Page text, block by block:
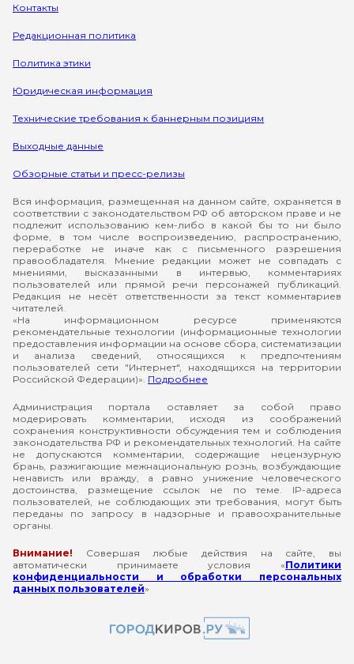
Контакты
Редакционная политика
Политика этики
Юридическая информация
Технические требования к баннерным позициям
Выходные данные
Обзорные статьи и пресс-релизы
Вся информация, размещенная на данном сайте, охраняется в
соответствии с законодательством РФ об авторском праве и не
подлежит использованию кем-либо в какой бы то ни было
форме, в том числе воспроизведению, распространению,
переработке не иначе как с письменного разрешения
правообладателя. Мнение редакции может не совпадать с
мнениями, высказанными в интервью, комментариях
пользователей или прямой речи персонажей публикаций.
Редакция не несёт ответственности за текст комментариев
читателей.
«На информационном ресурсе применяются
рекомендательные технологии (информационные технологии
предоставления информации на основе сбора, систематизации
и анализа сведений, относящихся к предпочтениям
пользователей сети "Интернет", находящихся на территории
Российской Федерации)». Подробнее
Администрация портала оставляет за собой право
модерировать комментарии, исходя из соображений
сохранения конструктивности обсуждения тем и соблюдения
законодательства РФ и рекомендательных технологий. На сайте
не допускаются комментарии, содержащие нецензурную
брань, разжигающие межнациональную рознь, возбуждающие
ненависть или вражду, а равно унижение человеческого
достоинства, размещение ссылок не по теме. IP-адреса
пользователей, не соблюдающих эти требования, могут быть
переданы по запросу в надзорные и правоохранительные
органы.
Внимание! Совершая любые действия на сайте, вы
автоматически принимаете условия «Политики
конфиденциальности и обработки персональных
данных пользователей»